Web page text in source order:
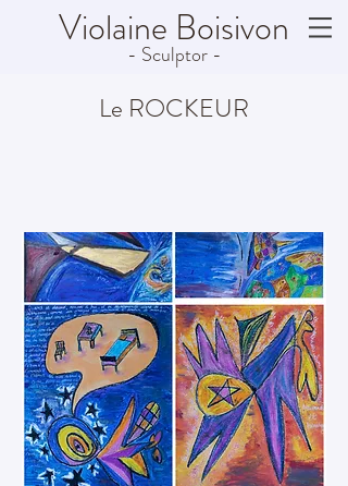
Violaine Boisivon
- Sculptor -
Le ROCKEUR